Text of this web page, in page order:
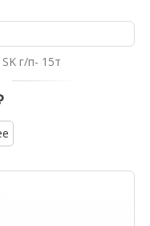
г/п- 15т